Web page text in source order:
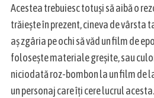
Acestea trebuiesc totuși să aibă o
trăiește în prezent, cineva de vârsta
aș zgâria pe ochi să văd un film de
folosește materiale greșite, sau
niciodată roz-bombon la un film de
un personaj care îți cere lucrul